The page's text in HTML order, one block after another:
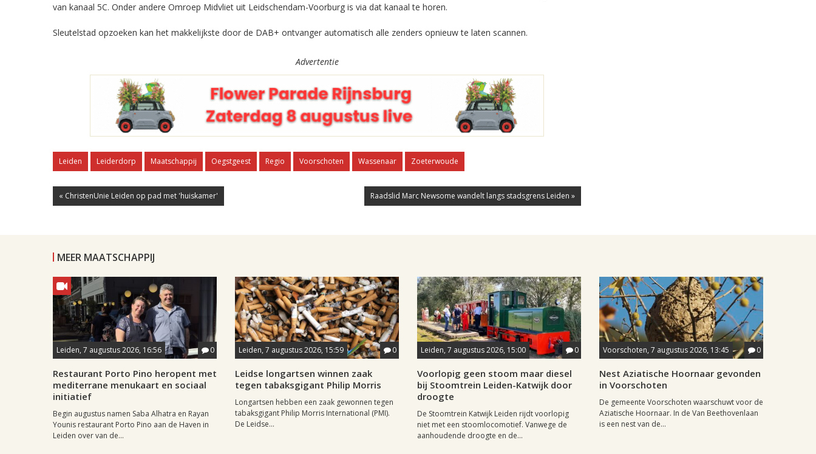
van kanaal 5C. Onder andere Omroep Midvliet uit Leidschendam-Voorburg is via dat kanaal te horen.
Sleutelstad opzoeken kan het makkelijkste door de DAB+ ontvanger automatisch alle zenders opnieuw te laten scannen.
Advertentie
Leiden Leiderdorp Maatschappij Oegstgeest Regio Voorschoten Wassenaar Zoeterwoude
« ChristenUnie Leiden op pad met 'huiskamer' Raadslid Marc Newsome wandelt langs stadsgrens Leiden »
MEER MAATSCHAPPIJ
Leiden, 7 augustus 2026, 16:56 0
Restaurant Porto Pino heropent met
mediterrane menukaart en sociaal
initiatief
Begin augustus namen Saba Alhatra en Rayan
Younis restaurant Porto Pino aan de Haven in
Leiden over van de...
Leiden, 7 augustus 2026, 15:59 0
Leidse longartsen winnen zaak
tegen tabaksgigant Philip Morris
Longartsen hebben een zaak gewonnen tegen
tabaksgigant Philip Morris International (PMI).
De Leidse...
Leiden, 7 augustus 2026, 15:00 0
Voorlopig geen stoom maar diesel
bij Stoomtrein Leiden-Katwijk door
droogte
De Stoomtrein Katwijk Leiden rijdt voorlopig
niet met een stoomlocomotief. Vanwege de
aanhoudende droogte en de...
Voorschoten, 7 augustus 2026, 13:45 0
Nest Aziatische Hoornaar gevonden
in Voorschoten
De gemeente Voorschoten waarschuwt voor de
Aziatische Hoornaar. In de Van Beethovenlaan
is een nest van de...